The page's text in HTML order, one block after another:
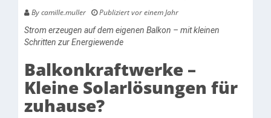
By camille.muller Publiziert vor einem Jahr
Strom erzeugen auf dem eigenen Balkon – mit kleinen
Schritten zur Energiewende
Balkonkraftwerke –
Kleine Solarlösungen für
zuhause?